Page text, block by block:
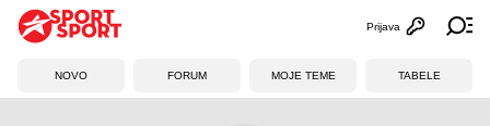
Otvori
Prijava
NOVO FORUM MOJE TEME TABELE